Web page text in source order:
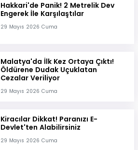
Hakkari'de Panik! 2 Metrelik Dev
Engerek İle Karşılaştılar
29 Mayıs 2026 Cuma
Malatya'da İlk Kez Ortaya Çıktı!
Öldürene Dudak Uçuklatan
Cezalar Veriliyor
29 Mayıs 2026 Cuma
Kiracılar Dikkat! Paranızı E-
Devlet'ten Alabilirsiniz
29 Mayıs 2026 Cuma